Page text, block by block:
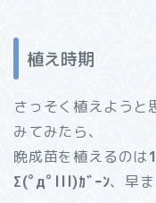
植え時期
さっそく植えようと
みてみたら、
晩成苗を植えるのは
Σ(ﾟдﾟlll)ｶﾞｰﾝ、早